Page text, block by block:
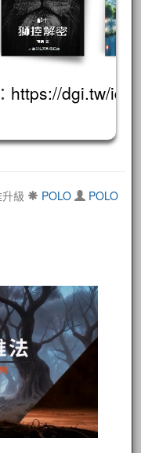
https://dgi.tw/id/
級 POLO POLO